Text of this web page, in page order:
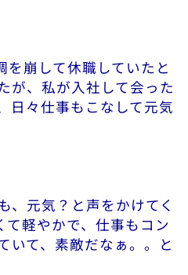
を崩して休職していたと
が、私が入社して会った
日々仕事もこなして元気
、元気？と声をかけてく
軽やかで、仕事もコン
いて、素敵だなぁ。。と